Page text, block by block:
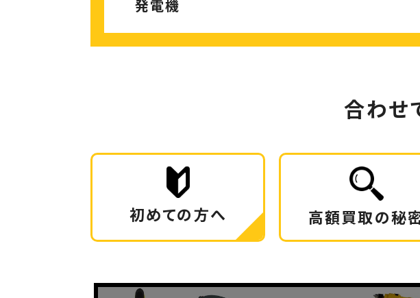
発電機
合わせ
初めての方へ 高額買取の秘